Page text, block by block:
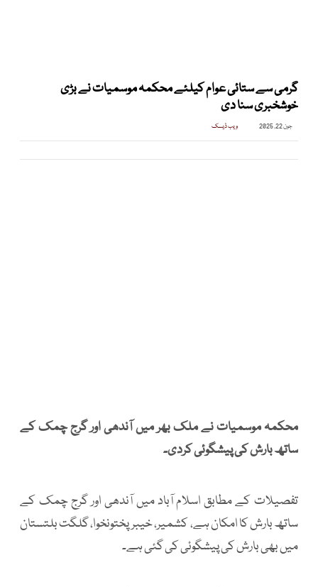
گرمی سے ستائی عوام کیلئے محکمہ موسمیات نے بڑی
خوشخبری سنا دی
جون 22, 2025 ویب ڈیسک
محکمہ موسمیات نے ملک بھر میں آندھی اور گرج چمک کے
ساتھ بارش کی پیشگوئی کردی۔
تفصیلات کے مطابق اسلام آباد میں آندھی اور گرج چمک کے
ساتھ بارش کا امکان ہے، کشمیر، خیبرپختونخوا، گلگت بلتستان
میں بھی بارش کی پیشگوئی کی گئی ہے۔